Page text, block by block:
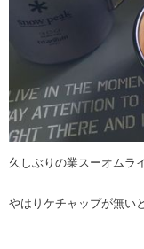
久しぶりの業スーオムラ
やはりケチャップが無い